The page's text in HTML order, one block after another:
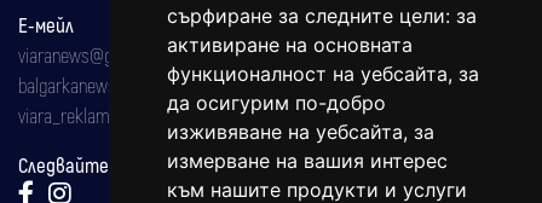
сърфиране за следните цели: за
активиране на основната
функционалност на уебсайта, за
да осигурим по-добро
изживяване на уебсайта, за
измерване на вашия интерес
към нашите продукти и услуги
Е-мейл
viaranews@gmail.com
balgarkanews@gmail.com
viara_reklama@mail.bg
Следвайте ни: